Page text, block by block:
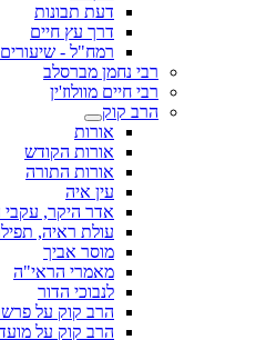
דעת תבונות
דרך עץ חיים
רמח"ל -
רבי נחמן מברסלב
רבי חיים מוולוז'ין
הרב קוק
אורות
אורות הקודש
אורות התורה
עין איה
אדר היקר, עקבי
עולת ראיה,
מוסר אביך
מאמרי הראי"ה
לנבוכי הדור
הרב קוק על
הרב קוק על